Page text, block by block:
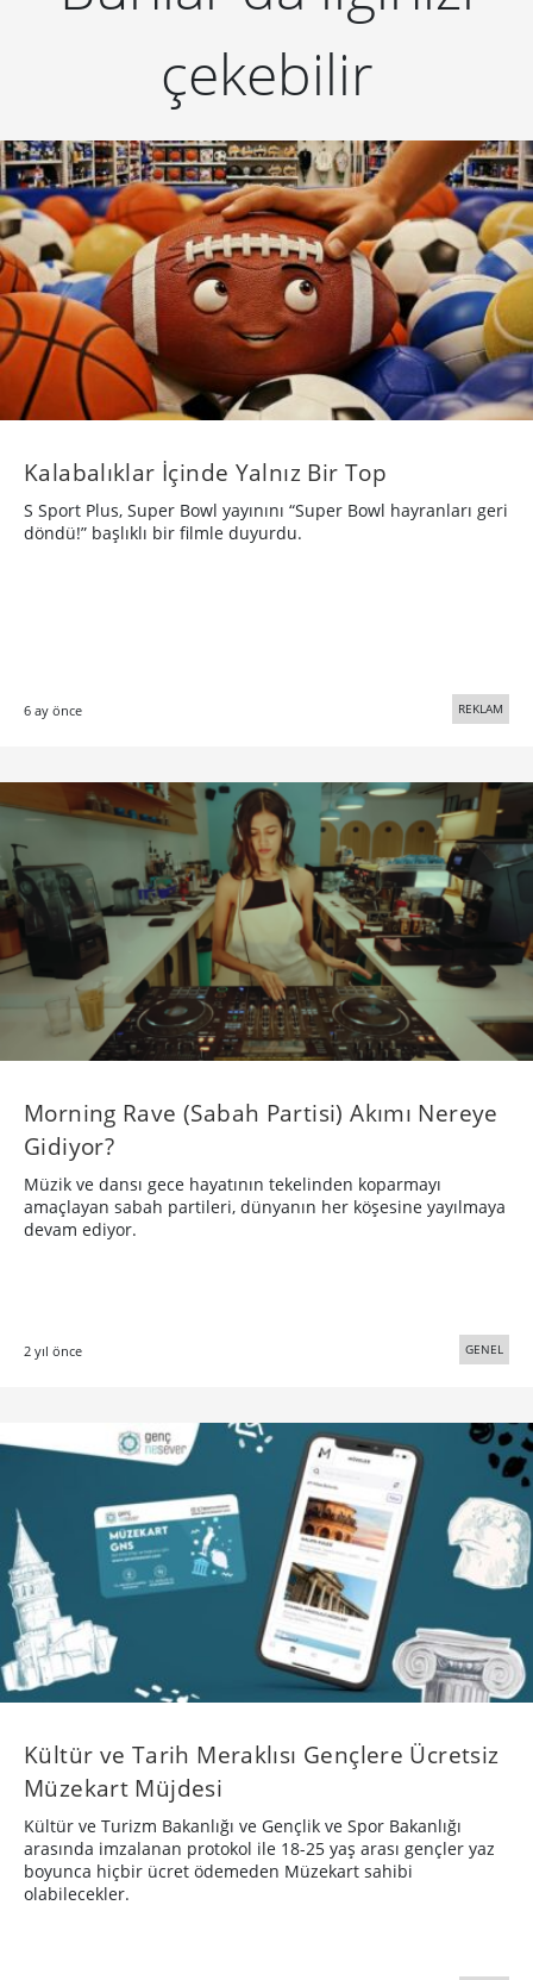
çekebilir
Kalabalıklar İçinde Yalnız Bir Top
S Sport Plus, Super Bowl yayınını “Super Bowl hayranları geri
döndü!” başlıklı bir filmle duyurdu.
6 ay önce REKLAM
Morning Rave (Sabah Partisi) Akımı Nereye
Gidiyor?
Müzik ve dansı gece hayatının tekelinden koparmayı
amaçlayan sabah partileri, dünyanın her köşesine yayılmaya
devam ediyor.
2 yıl önce GENEL
Kültür ve Tarih Meraklısı Gençlere Ücretsiz
Müzekart Müjdesi
Kültür ve Turizm Bakanlığı ve Gençlik ve Spor Bakanlığı
arasında imzalanan protokol ile 18-25 yaş arası gençler yaz
boyunca hiçbir ücret ödemeden Müzekart sahibi
olabilecekler.